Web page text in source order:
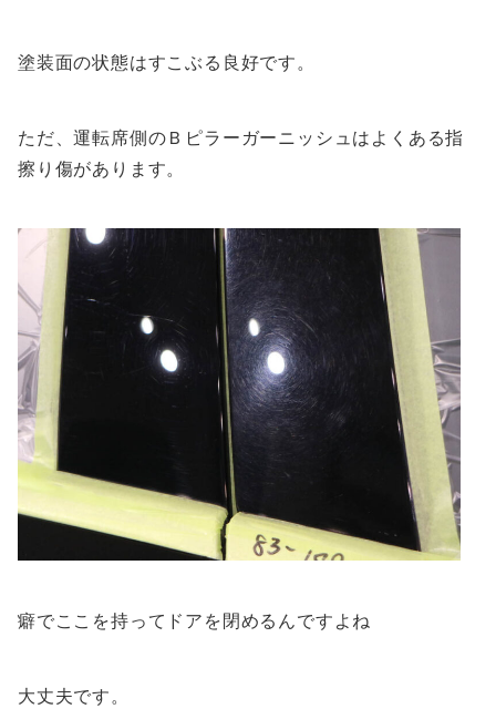
塗装面の状態はすこぶる良好です。
ただ、運転席側のＢピラーガーニッシュはよくある指
擦り傷があります。
癖でここを持ってドアを閉めるんですよね
大丈夫です。